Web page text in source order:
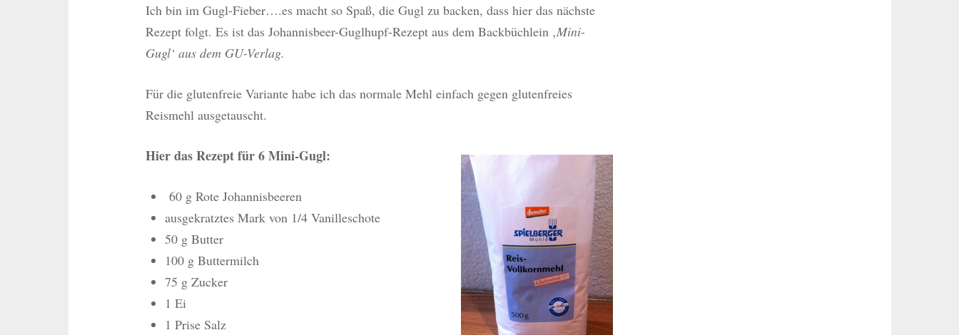
Ich bin im Gugl-Fieber….es macht so Spaß, die Gugl zu backen, dass hier das nächste
Rezept folgt. Es ist das Johannisbeer-Guglhupf-Rezept aus dem Backbüchlein ‚Mini-
Gugl‘ aus dem GU-Verlag.
Für die glutenfreie Variante habe ich das normale Mehl einfach gegen glutenfreies
Reismehl ausgetauscht.
Hier das Rezept für 6 Mini-Gugl:
60 g Rote Johannisbeeren
ausgekratztes Mark von 1/4 Vanilleschote
50 g Butter
100 g Buttermilch
75 g Zucker
1 Ei
1 Prise Salz